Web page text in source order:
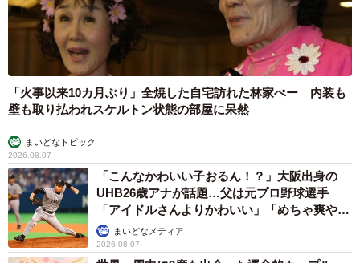
「火事以来10カ月ぶり」全焼した自宅訪れた林家ぺー 内装も
壁も取り払われスケルトン状態の部屋に呆然
まいどなトピック
2026.08.07
「こんなかわいい子おるん！？」大阪出身の
UHB26歳アナが話題…父は元プロ野球選手
「アイドルさんよりかわいい」「めちゃ爽や
か」まいどなメディア
2026.08.07